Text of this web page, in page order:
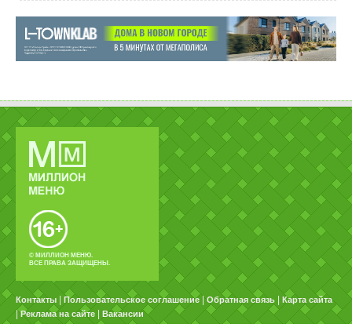
© МИЛЛИОН МЕНЮ.
ВСЕ ПРАВА ЗАЩИЩЕНЫ.
Контакты Пользовательское соглашение Обратная связь Карта сайта
|Реклама на сайте Вакансии